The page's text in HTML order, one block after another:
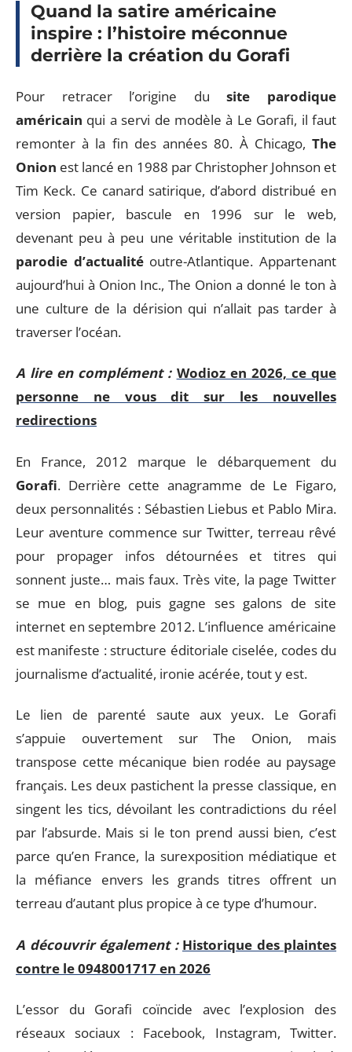
Quand la satire américaine
inspire : l’histoire méconnue
derrière la création du Gorafi
Pour retracer l’origine dusite parodique
américain qui a servi de modèle à Le Gorafi, il faut
remonter à la fin des années 80. À Chicago, The
Onion est lancé en 1988 par Christopher Johnson et
Tim Keck. Ce canard satirique, d’abord distribué en
version papier, bascule en 1996 sur le web,
devenant peu à peu une véritable institution de la
parodie d’actualitéoutre-Atlantique. Appartenant
aujourd’hui à Onion Inc., The Onion a donné le ton à
une culture de la dérision qui n’allait pas tarder à
traverser l’océan.
A lire en complément : Wodioz en 2026, ce que
personne ne vous dit sur les nouvelles
redirections
En France, 2012 marque le débarquement du
Gorafi. Derrière cette anagramme de Le Figaro,
deux personnalités : Sébastien Liebus et Pablo Mira.
Leur aventure commence sur Twitter, terreau rêvé
pour propager infos détournées et titres qui
sonnent juste… mais faux. Très vite, la page Twitter
se mue en blog, puis gagne ses galons de site
internet en septembre 2012. L’influence américaine
est manifeste : structure éditoriale ciselée, codes du
journalisme d’actualité, ironie acérée, tout y est.
Le lien de parenté saute aux yeux. Le Gorafi
s’appuie ouvertement sur The Onion, mais
transpose cette mécanique bien rodée au paysage
français. Les deux pastichent la presse classique, en
singent les tics, dévoilant les contradictions du réel
par l’absurde. Mais si le ton prend aussi bien, c’est
parce qu’en France, la surexposition médiatique et
la méfiance envers les grands titres offrent un
terreau d’autant plus propice à ce type d’humour.
A découvrir également : Historique des plaintes
contre le 0948001717 en 2026
L’essor du Gorafi coïncide avec l’explosion des
réseaux sociaux : Facebook, Instagram, Twitter.